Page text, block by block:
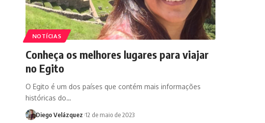
NOTÍCIAS
Conheça os melhores lugares para viajar
no Egito
O Egito é um dos países que contém mais informações
históricas do…
Diego Velázquez 12 de maio de 2023